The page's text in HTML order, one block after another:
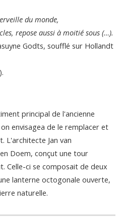
du monde,
repose aussi à moitié sous (…).
Godts, soufflé sur Hollandt
principal de l'ancienne
envisagea de le remplacer et
L'architecte Jan van
Doem, conçut une tour
Celle-ci se composait de deux
lanterne octogonale ouverte,
naturelle.